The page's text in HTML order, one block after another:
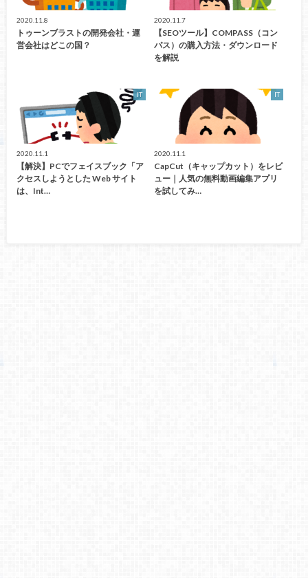
2020.11.8
トゥーンブラストの開発会社・運
営会社はどこの国？
2020.11.7
【SEOツール】COMPASS（コン
パス）の購入方法・ダウンロード
を解説
IT
2020.11.1
【解決】PCでフェイスブック「ア
クセスしようとした Web サイト
は、Int…
IT
2020.11.1
CapCut（キャップカット）をレビ
ュー｜人気の無料動画編集アプリ
を試してみ…